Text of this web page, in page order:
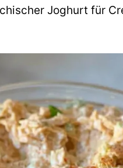
Joghurt für